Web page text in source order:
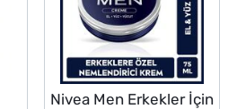
Nivea Men Erkekler İçin